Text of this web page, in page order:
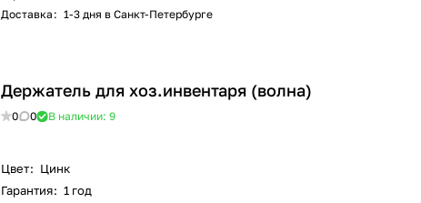
Доставка : 1-3 дня в Санкт-Петербурге
Держатель для хоз.инвентаря (волна)
0 0 В наличии: 9
Цвет: Цинк
Гарантия: 1 год